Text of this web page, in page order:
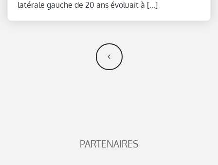
latérale gauche de 20 ans évoluait à […]
NAVIGATION DES ARTICLES
PARTENAIRES